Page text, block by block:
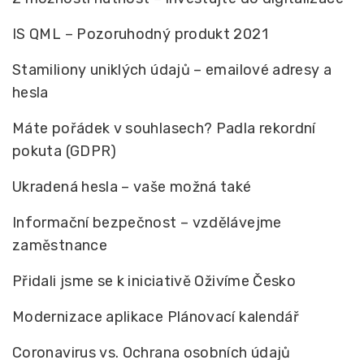
IS QML – Pozoruhodný produkt 2021
Stamiliony uniklých údajů – emailové adresy a
hesla
Máte pořádek v souhlasech? Padla rekordní
pokuta (GDPR)
Ukradená hesla – vaše možná také
Informační bezpečnost – vzdělávejme
zaměstnance
Přidali jsme se k iniciativě Oživíme Česko
Modernizace aplikace Plánovací kalendář
Coronavirus vs. Ochrana osobních údajů